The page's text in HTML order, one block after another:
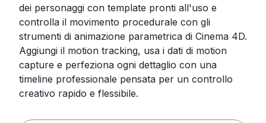
dei personaggi con template pronti all'uso e
controlla il movimento procedurale con gli
strumenti di animazione parametrica di Cinema 4D.
Aggiungi il motion tracking, usa i dati di motion
capture e perfeziona ogni dettaglio con una
timeline professionale pensata per un controllo
creativo rapido e flessibile.